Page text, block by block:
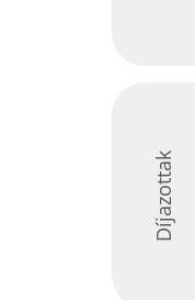
Díjazottak